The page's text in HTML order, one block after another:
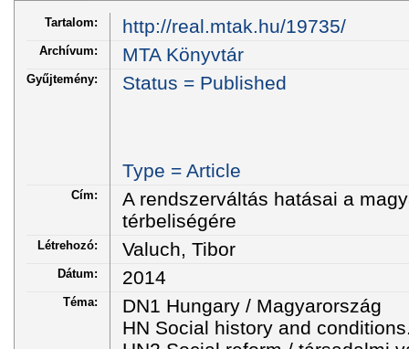
Tartalom: http://real.mtak.hu/19735/
Archívum: MTA Könyvtár
Gyűjtemény: Status = Published
Type = Article
Cím:
A rendszerváltás hatásai a
térbeliségére
Létrehozó: Valuch, Tibor
Dátum: 2014
Téma:
DN1 Hungary / Magyarország
HN Social history and